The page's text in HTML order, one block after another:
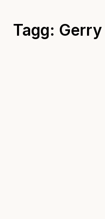
Tagg: